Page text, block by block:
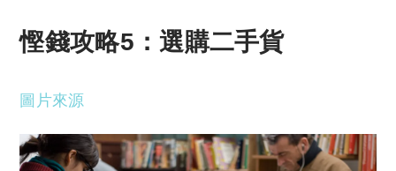
慳錢攻略5：選購二手貨
圖片來源